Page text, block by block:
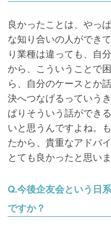
良かったことは、やっ
な知り合いの人ができ
り業種は違っても、自
から、こういうことで
ら、自分のケースとか
決へつなげるっていう
ぱりそういう話ができ
いと思うんですよね。
たから、貴重なアドバ
とても良かったと思いま
Q.今後企友会という日
ですか？